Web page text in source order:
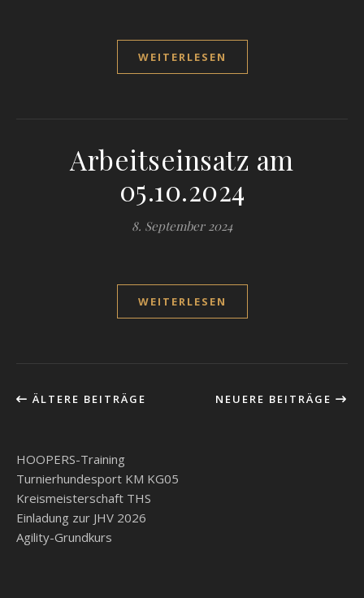
WEITERLESEN
Arbeitseinsatz am
05.10.2024
8. September 2024
WEITERLESEN
ÄLTERE BEITRÄGE NEUERE BEITRÄGE
HOOPERS-Training
Turnierhundesport KM KG05
Kreismeisterschaft THS
Einladung zur JHV 2026
Agility-Grundkurs